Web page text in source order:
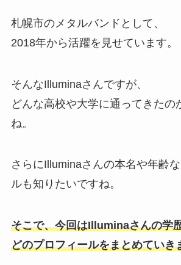
札幌市のメタルバンドとして、
2018年から活躍を見せています。
そんなIlluminaさんですが、
どんな高校や大学に通ってきたの
ね。
さらにIlluminaさんの本名や年齢
ルも知りたいですね。
そこで、今回はIlluminaさんの学
どのプロフィールをまとめていき